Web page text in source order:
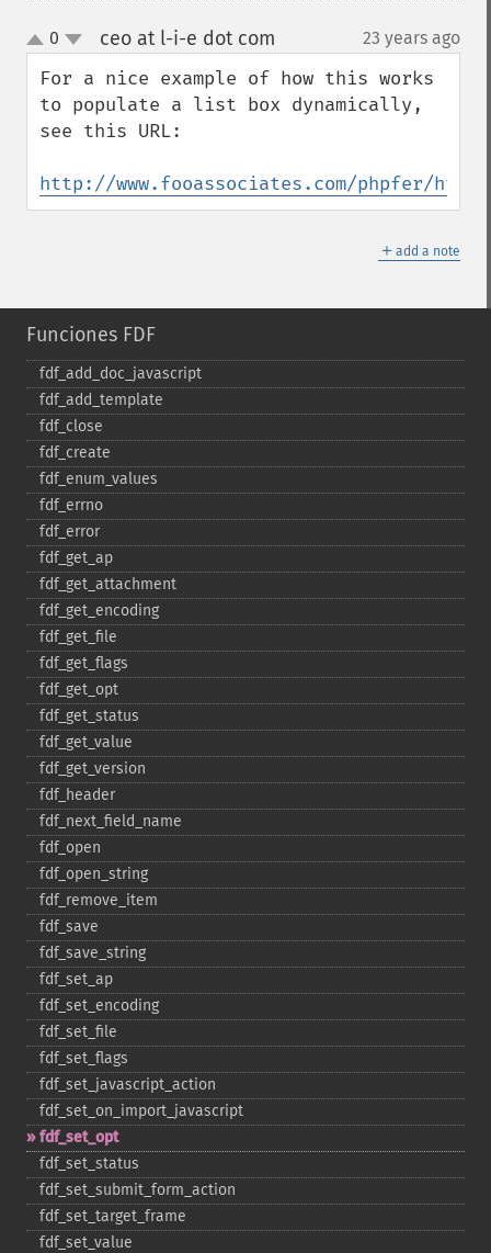
up
down
0 ceo at l-i-e dot com 23 years ago
For a nice example of how this works
to populate a list box dynamically,
see this URL:
http://www.fooassociates.com/phpfer/
＋ add a note
Funciones FDF
fdf_​add_​doc_​javascript
fdf_​add_​template
fdf_​close
fdf_​create
fdf_​enum_​values
fdf_​errno
fdf_​error
fdf_​get_​ap
fdf_​get_​attachment
fdf_​get_​encoding
fdf_​get_​file
fdf_​get_​flags
fdf_​get_​opt
fdf_​get_​status
fdf_​get_​value
fdf_​get_​version
fdf_​header
fdf_​next_​field_​name
fdf_​open
fdf_​open_​string
fdf_​remove_​item
fdf_​save
fdf_​save_​string
fdf_​set_​ap
fdf_​set_​encoding
fdf_​set_​file
fdf_​set_​flags
fdf_​set_​javascript_​action
fdf_​set_​on_​import_​javascript
fdf_​set_​opt
fdf_​set_​status
fdf_​set_​submit_​form_​action
fdf_​set_​target_​frame
fdf_​set_​value